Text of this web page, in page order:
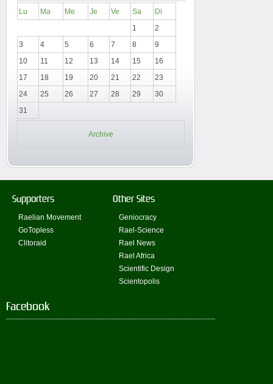
Lu Ma Me Je Ve Sa
Di
1
2
3
4 5 6 7 8
9
10
11 12 13 14 15
16
17
18 19 20 21 22
23
24
25 26 27 28 29
30
31
Archive
Supporters
Raelian Movement
GoTopless
Clitoraid
Other Sites
Geniocracy
Rael-Science
Rael News
Rael Africa
Scientific Design
Scientopolis
Facebook